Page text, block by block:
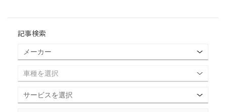
記事検索